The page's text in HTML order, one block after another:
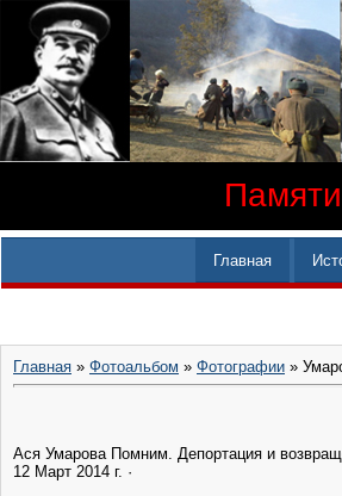
Главная
Главная » Фотоальбом » Фотографии »
Ася Умарова ‎Помним. Депортация и
12 Март 2014 г. ·